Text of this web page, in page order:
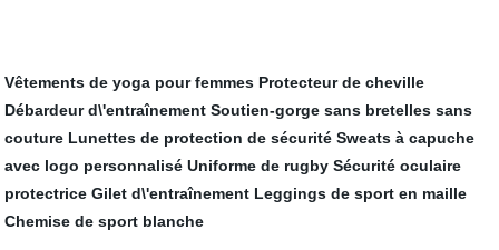
Vêtements de yoga pour femmes Protecteur de cheville
Débardeur d\'entraînement Soutien-gorge sans bretelles sans
couture Lunettes de protection de sécurité Sweats à capuche
avec logo personnalisé Uniforme de rugby Sécurité oculaire
protectrice Gilet d\'entraînement Leggings de sport en maille
Chemise de sport blanche